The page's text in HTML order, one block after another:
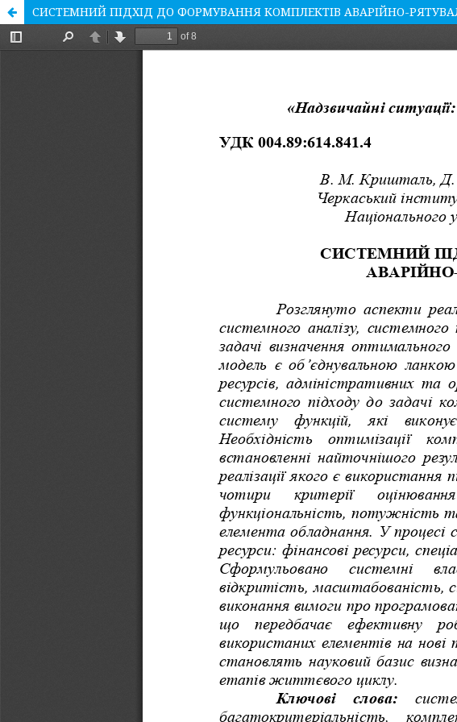
СИСТЕМНИЙ ПІДХІД ДО ФОРМУВАННЯ КОМПЛЕКТІВ АВАРІЙНО-